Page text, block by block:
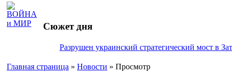
Сюжет дня
Разрушен украинский стратегический мост в
Главная страница » Новости » Просмотр